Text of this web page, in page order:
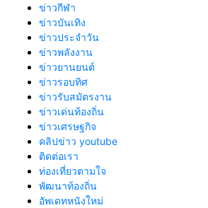
ข่าวกีฬา
ข่าวบันเทิง
ข่าวประจำวัน
ข่าวพลังงาน
ข่าวยานยนต์
ข่าวรอบทิศ
ข่าวรับสมัตรงาน
ข่าวเด่นท้องถิ่น
ข่าวเศรษฐกิจ
คลิปข่าว youtube
ติดต่อเรา
ท่องเที่ยวตามใจ
พัฒนาท้องถิ่น
อัพเดทหนังใหม่